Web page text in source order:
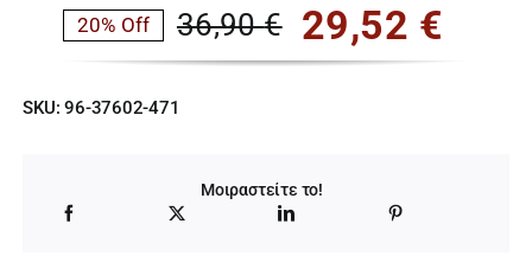
36,90€
Original
price
36,90 €.
29,52 €
Η
τρέχουσα
είναι:
29,52 €.
20% Off
SKU:96-37602-471
Μοιραστείτε το!